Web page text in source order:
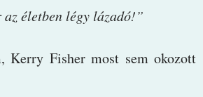
az életben légy lázadó!”
Kerry Fisher most sem okozott